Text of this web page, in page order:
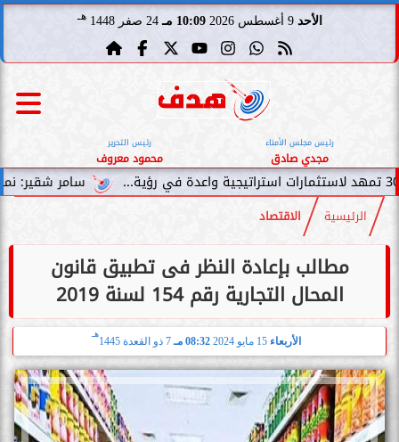
الأحد 9 أغسطس 2026 10:09 مـ 24 صفر 1448 هـ
رئيس مجلس الأمناء
مجدي صادق
رئيس التحرير
محمود معروف
سامر شقير: نمو صناديق
الرئيسية الاقتصاد
مطالب بإعادة النظر فى تطبيق قانون
المحال التجارية رقم 154 لسنة 2019
الأربعاء 15 مايو 2024 08:32 مـ 7 ذو القعدة 1445
هـ